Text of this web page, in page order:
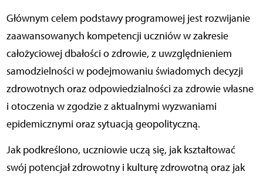
Głównym celem podstawy programowej jest rozwijanie
zaawansowanych kompetencji uczniów w zakresie
całożyciowej dbałości o zdrowie, z uwzględnieniem
samodzielności w podejmowaniu świadomych decyzji
zdrowotnych oraz odpowiedzialności za zdrowie własne
i otoczenia w zgodzie z aktualnymi wyzwaniami
epidemicznymi oraz sytuacją geopolityczną.
Jak podkreślono, uczniowie uczą się, jak kształtować
swój potencjał zdrowotny i kulturę zdrowotną oraz jak